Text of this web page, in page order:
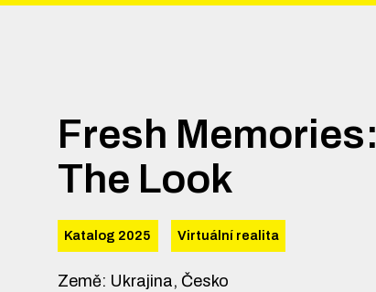
Fresh Memories:
The Look
Katalog 2025 Virtuální realita
Země: Ukrajina, Česko